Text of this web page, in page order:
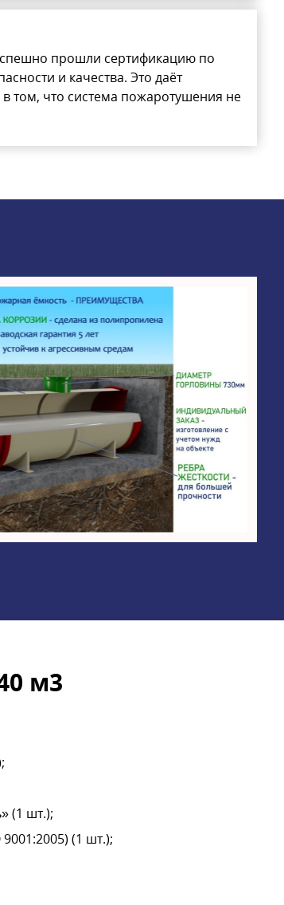
прошли сертификацию по
и качества. Это даёт
том, что система пожаротушения не
м3
(1 шт.);
(1 шт.);